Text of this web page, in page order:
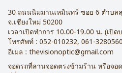
30 ถนนนิมมานเหมินทร์ ซอย 6 ตำบล
จ.เชียงใหม่ 50200
เวลาเปิดทำการ 10.00-19.00 น. (เปิด
โทรศัพท์ : 052-010232, 061-3280560
อีเมล : thevisionoptic@gmail.com
จอดรถที่ลานจอดตรงข้ามร้าน หรือจอ